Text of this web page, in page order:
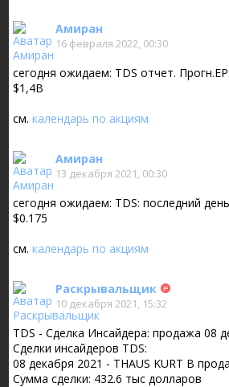
Амиран
16 февраля 2022, 00:30
сегодня ожидаем: TDS отчет.
$1,4B
см.календарь по акциям
Амиран
13 декабря 2021, 00:30
сегодня ожидаем: TDS: последний
$0.175
см.календарь по акциям
Раскрывальщик
10 декабря 2021, 15:32
TDS - Сделка Инсайдера: продажа 08
Сделки инсайдеров TDS:
08 декабря 2021 - THAUS KURT B
Сумма сделки: 432.6 тыс долларов